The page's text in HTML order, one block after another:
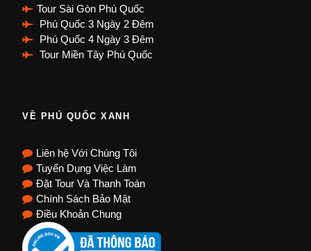
Tour Sài Gòn Phú Quốc
Phú Quốc 3 Ngày 2 Đêm
Phú Quốc 4 Ngày 3 Đêm
Tour Miền Tây Phú Quốc
VỀ PHÚ QUỐC XANH
Liên hệ Với Chúng Tôi
Tuyển Dụng Việc Làm
Đặt Tour Và Thanh Toán
Chính Sách Bảo Mật
Điều Khoản Chung